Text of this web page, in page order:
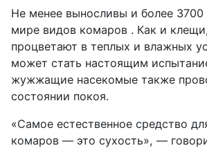
Не менее выносливы и более 3700
мире видов комаров . Как и
процветают в теплых и влажных
может стать настоящим
жужжащие насекомые также
состоянии покоя.
«Самое естественное средство
комаров — это сухость», —